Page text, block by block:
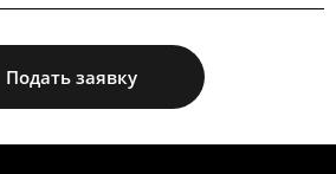
Подать заявку